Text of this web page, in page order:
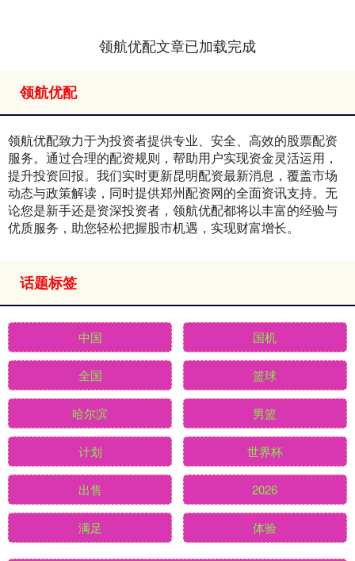
领航优配文章已加载完成
领航优配
领航优配致力于为投资者提供专业、安全、高效的股票配资
服务。通过合理的配资规则，帮助用户实现资金灵活运用，
提升投资回报。我们实时更新昆明配资最新消息，覆盖市场
动态与政策解读，同时提供郑州配资网的全面资讯支持。无
论您是新手还是资深投资者，领航优配都将以丰富的经验与
优质服务，助您轻松把握股市机遇，实现财富增长。
话题标签
中国 国机
全国 篮球
哈尔滨 男篮
计划 世界杯
出售 2026
满足 体验